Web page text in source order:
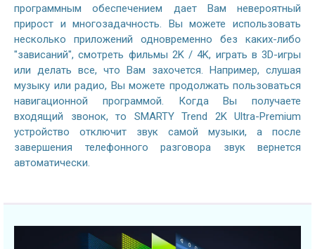
программным обеспечением дает Вам невероятный
прирост и многозадачность. Вы можете использовать
несколько приложений одновременно без каких-либо
"зависаний", смотреть фильмы 2K / 4K, играть в 3D-игры
или делать все, что Вам захочется. Например, слушая
музыку или радио, Вы можете продолжать пользоваться
навигационной программой. Когда Вы получаете
входящий звонок, то SMARTY Trend 2K Ultra-Premium
устройство отключит звук самой музыки, а после
завершения телефонного разговора звук вернется
автоматически.